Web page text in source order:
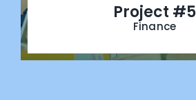
Project #5
Finance